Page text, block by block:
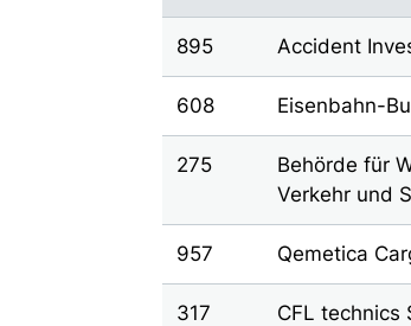
895 Accident
608 Eisenbahn-
275
Behörde für
Verkehr und
957 Qemetica
317 CFL technics